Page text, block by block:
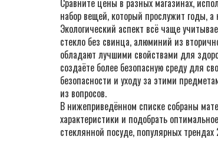
Сравните цены в разных магазинах,
набор вещей, который прослужит годы, а
Экологический аспект всё чаще
стекло без свинца, алюминий из
обладают лучшими свойствами для
создаёте более безопасную среду для
безопасности и уходу за этими
из вопросов.
В нижеприведённом списке собраны
характеристики и подобрать
стеклянной посуде, популярных